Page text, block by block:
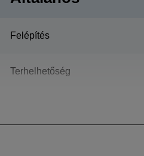
Felépítés
Terhelhetőség